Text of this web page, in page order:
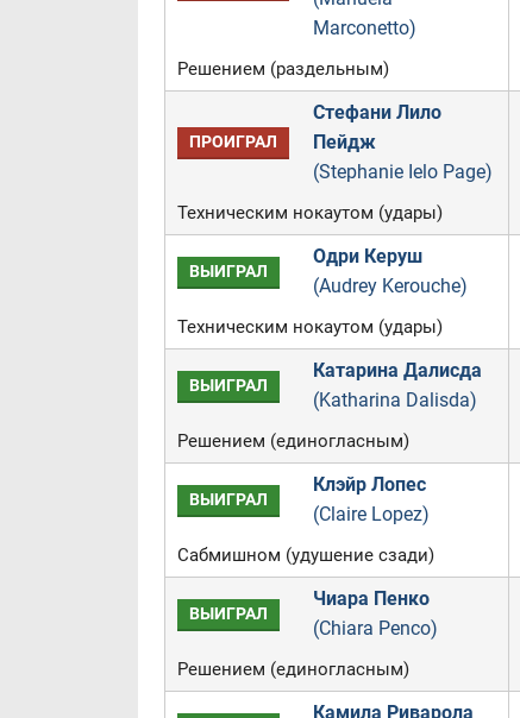
Marconetto)
Решением (раздельным)
ПРОИГРАЛ
Стефани Лило
Пейдж
(Stephanie Ielo Page)
Техническим нокаутом (удары)
ВЫИГРАЛ
Одри Керуш
(Audrey Kerouche)
Техническим нокаутом (удары)
ВЫИГРАЛ
Катарина Далисда
(Katharina Dalisda)
Решением (единогласным)
ВЫИГРАЛ
Клэйр Лопес
(Claire Lopez)
Сабмишном (удушение сзади)
ВЫИГРАЛ
Чиара Пенко
(Chiara Penco)
Решением (единогласным)
Камила Риварола